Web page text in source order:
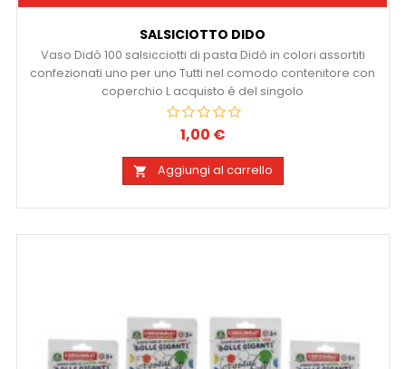
SALSICIOTTO DIDO
Vaso Didò 100 salsicciotti di pasta Didò in colori assortiti
confezionati uno per uno Tutti nel comodo contenitore con
coperchio L acquisto è del singolo
Prezzo
1,00 €
 Aggiungi al carrello